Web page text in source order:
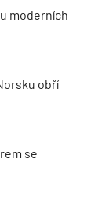
moderních
obří
se